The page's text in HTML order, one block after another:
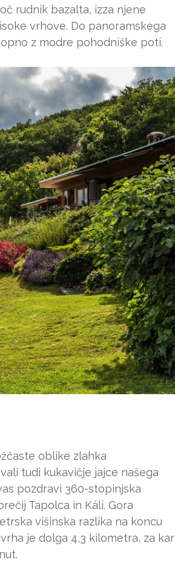
rudnik bazalta, izza njene
vrhove. Do panoramskega
z modre pohodniške poti.
oblike zlahka
tudi kukavičje jajce našega
pozdravi 360-stopinjska
Tapolca in Káli. Gora
višinska razlika na koncu
je dolga 4,3 kilometra, za kar